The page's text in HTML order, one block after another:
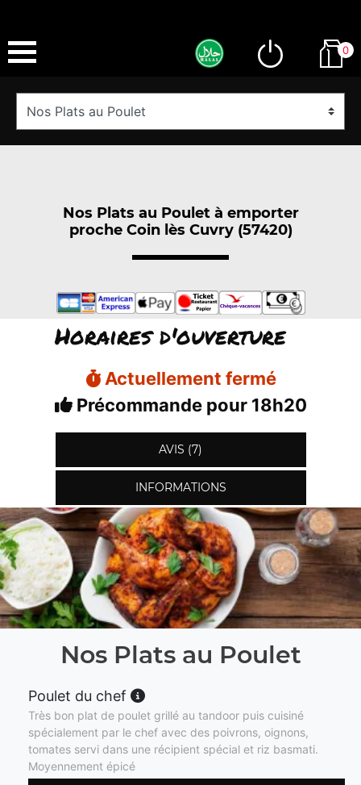
0
Nos Plats au Poulet à emporter
proche Coin lès Cuvry (57420)
Horaires d'ouverture
Actuellement fermé
Précommande pour 18h20
AVIS (7)
INFORMATIONS
Nos Plats au Poulet
Poulet du chef
Très bon plat de poulet grillé au tandoor puis cuisiné
spécialement par le chef avec des poivrons, oignons,
tomates servi dans une récipient spécial et riz basmati.
Moyennement épicé